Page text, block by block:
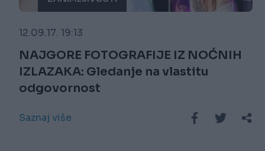
12.09.17. 19:13
NAJGORE FOTOGRAFIJE IZ NOĆNIH
IZLAZAKA: Gledanje na vlastitu
odgovornost
Saznaj više